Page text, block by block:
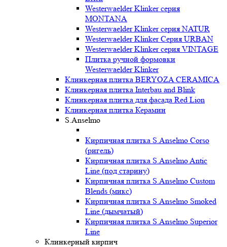
Westerwaelder Klinker серия
MONTANA
Westerwaelder Klinker серия NATUR
Westerwaelder Klinker Серия URBAN
Westerwaelder Klinker серия VINTAGE
Плитка ручной формовки
Westerwaelder Klinker
Клинкерная плитка BERYOZA CERAMICA
Клинкерная плитка Interbau and Blink
Клинкерная плитка для фасада Red Lion
Клинкерная плитка Керамин
S.Anselmo
Кирпичная плитка S.Anselmo Corso
(ригель)
Кирпичная плитка S.Anselmo Antic
Line (под старину)
Кирпичная плитка S.Anselmo Custom
Blends (микс)
Кирпичная плитка S.Anselmo Smoked
Line (дымчатый)
Кирпичная плитка S.Anselmo Superior
Line
Клинкерный кирпич